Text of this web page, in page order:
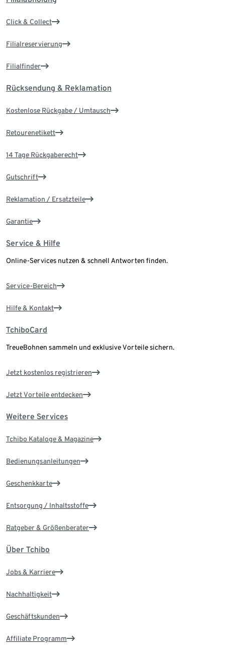
Click & Collect
Filialreservierung
Filialfinder
Rücksendung & Reklamation
Kostenlose Rückgabe / Umtausch
Retourenetikett
14 Tage Rückgaberecht
Gutschrift
Reklamation / Ersatzteile
Garantie
Service & Hilfe
Online-Services nutzen & schnell Antworten finden.
Service-Bereich
Hilfe & Kontakt
TchiboCard
TreueBohnen sammeln und exklusive Vorteile sichern.
Jetzt kostenlos registrieren
Jetzt Vorteile entdecken
Weitere Services
Tchibo Kataloge & Magazine
Bedienungsanleitungen
Geschenkkarte
Entsorgung / Inhaltsstoffe
Ratgeber & Größenberater
Über Tchibo
Jobs & Karriere
Nachhaltigkeit
Geschäftskunden
Affiliate Programm